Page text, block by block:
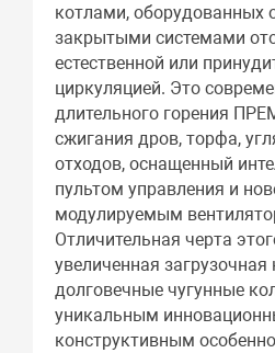
котлами, оборудованных
закрытыми системами
естественной или
циркуляцией. Это
длительного горения
сжигания дров, торфа,
отходов, оснащенный
пультом управления и
модулируемым
Отличительная черта
увеличенная загрузочная
долговечные чугунные
уникальным
конструктивным